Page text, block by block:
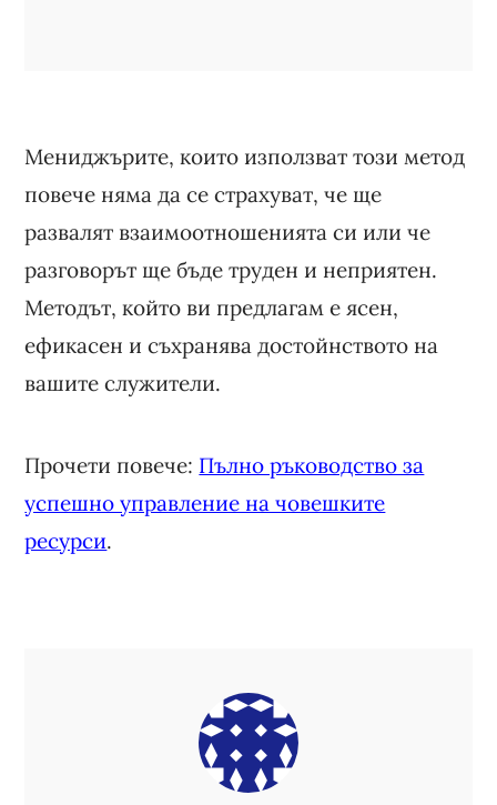
Мениджърите, които използват този метод
повече няма да се страхуват, че ще
развалят взаимоотношенията си или че
разговорът ще бъде труден и неприятен.
Методът, който ви предлагам е ясен,
ефикасен и съхранява достойнството на
вашите служители.
Прочети повече: Пълно ръководство за
успешно управление на човешките
ресурси.